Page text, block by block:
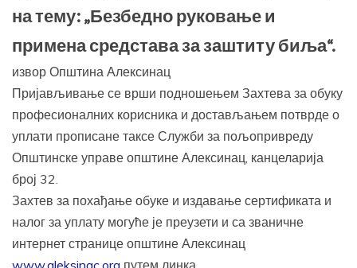
на тему: „Безбедно руковање и
примена средстава за заштиту биља“.
извор Општина Алексинац
Пријављивање се врши подношењем Захтева за обуку
професионалних корисника и достављањем потврде о
уплати прописане таксе Служби за пољопривреду
Општинске управе општине Алексинац, канцеларија
број 32.
Захтев за похађање обуке и издавање сертификата и
налог за уплату могуће је преузети и са званичне
интернет странице општине Алексинац